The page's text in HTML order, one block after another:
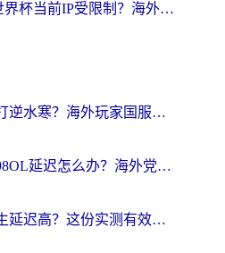
在越南看B站世界杯当前IP受限制？海外党体育观赛终极指南来了
国外可不可以打逆水寒？海外玩家国服畅玩终极指南（附漫威荒野乱斗加速方案）
在国外玩拳皇98OL延迟怎么办？海外党亲测有效的低延迟指南
国外打地铁逃生延迟高？这份实测有效的低延迟指南帮你吃鸡